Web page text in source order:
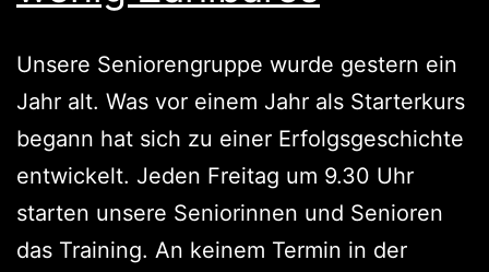
Unsere Seniorengruppe wurde gestern ein
Jahr alt. Was vor einem Jahr als Starterkurs
begann hat sich zu einer Erfolgsgeschichte
entwickelt. Jeden Freitag um 9.30 Uhr
starten unsere Seniorinnen und Senioren
das Training. An keinem Termin in der